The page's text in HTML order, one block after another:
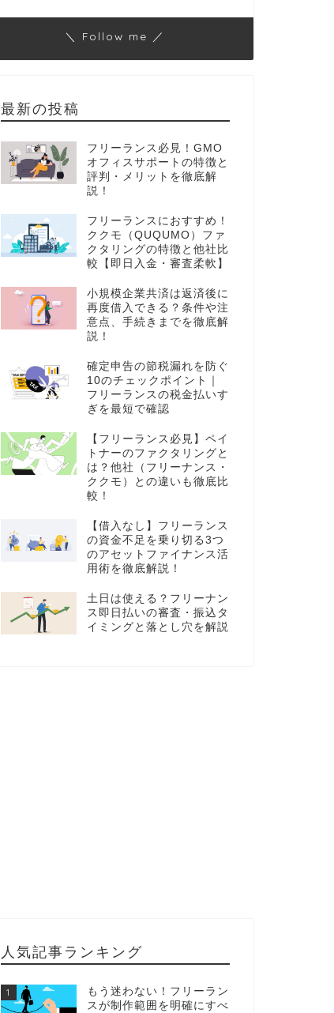
＼ Follow me ／
最新の投稿
フリーランス必見！GMO
オフィスサポートの特徴と
評判・メリットを徹底解
説！
フリーランスにおすすめ！
ククモ（QUQUMO）ファ
クタリングの特徴と他社比
較【即日入金・審査柔軟】
小規模企業共済は返済後に
再度借入できる？条件や注
意点、手続きまでを徹底解
説！
確定申告の節税漏れを防ぐ
10のチェックポイント｜
フリーランスの税金払いす
ぎを最短で確認
【フリーランス必見】ペイ
トナーのファクタリングと
は？他社（フリーナンス・
ククモ）との違いも徹底比
較！
【借入なし】フリーランス
の資金不足を乗り切る3つ
のアセットファイナンス活
用術を徹底解説！
土日は使える？フリーナン
ス即日払いの審査・振込タ
イミングと落とし穴を解説
人気記事ランキング
1
もう迷わない！フリーラン
スが制作範囲を明確にすべ